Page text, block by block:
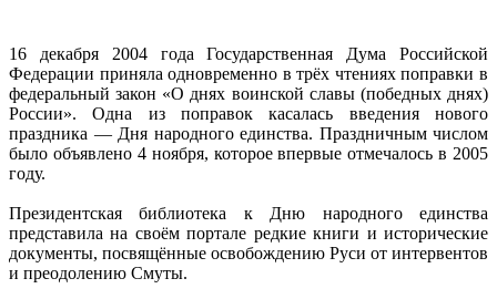
16 декабря 2004 года Государственная Дума Российской
Федерации приняла одновременно в трёх чтениях поправки в
федеральный закон «О днях воинской славы (победных днях)
России». Одна из поправок касалась введения нового
праздника — Дня народного единства. Праздничным числом
было объявлено 4 ноября, которое впервые отмечалось в 2005
году.
Президентская библиотека к Дню народного единства
представила на своём портале редкие книги и исторические
документы, посвящённые освобождению Руси от интервентов
и преодолению Смуты.